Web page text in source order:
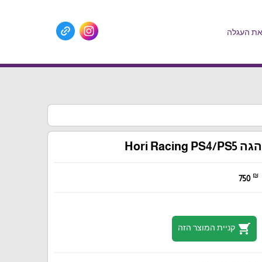
את העגלה
הגה Hori Racing PS4/PS5
750 ₪
shopping_cart קניית המוצר הזה